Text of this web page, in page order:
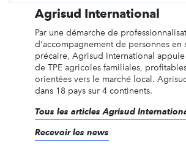
Agrisud International
Par une démarche de
d'accompagnement de personnes en
précaire, Agrisud International
de TPE agricoles familiales,
orientées vers le marché local.
dans 18 pays sur 4 continents.
Tous les articles Agrisud
Recevoir les news